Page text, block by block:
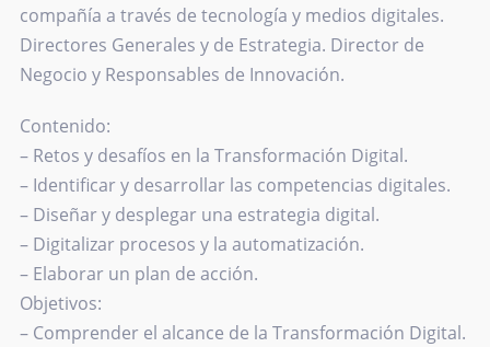
compañía a través de tecnología y medios digitales.
Directores Generales y de Estrategia. Director de
Negocio y Responsables de Innovación.
Contenido:
– Retos y desafíos en la Transformación Digital.
– Identificar y desarrollar las competencias digitales.
– Diseñar y desplegar una estrategia digital.
– Digitalizar procesos y la automatización.
– Elaborar un plan de acción.
Objetivos:
– Comprender el alcance de la Transformación Digital.